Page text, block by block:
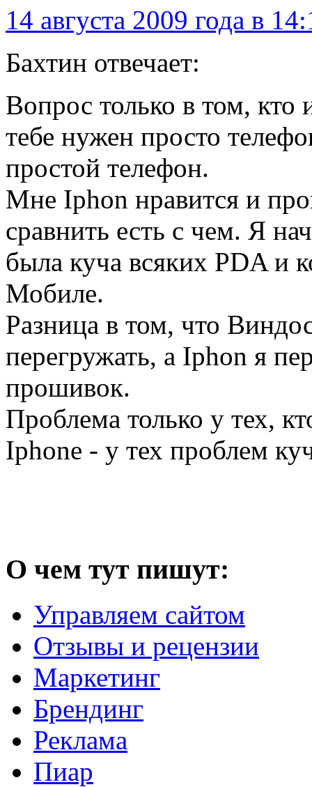
14 августа 2009 года в
Бахтин отвечает:
Вопрос только в том, кто
тебе нужен просто
простой телефон.
Мне Iphon нравится и
сравнить есть с чем. Я
была куча всяких PDA и
Мобиле.
Разница в том, что
перегружать, а Iphon я
прошивок.
Проблема только у тех,
Iphone - у тех проблем
О чем тут пишут:
Управляем сайтом
Отзывы и рецензии
Маркетинг
Брендинг
Реклама
Пиар